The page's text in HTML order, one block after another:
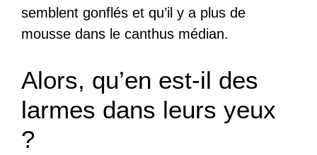
semblent gonflés et qu’il y a plus de
mousse dans le canthus médian.
Alors, qu’en est-il des
larmes dans leurs yeux
?